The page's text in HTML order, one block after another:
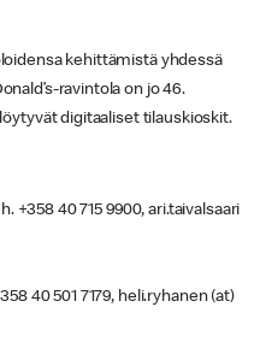
kehittämistä yhdessä
ravintola on jo 46.
digitaaliset tilauskioskit.
+358 40 715 9900, ari.taivalsaari
40 501 7179, heli.ryhanen (at)